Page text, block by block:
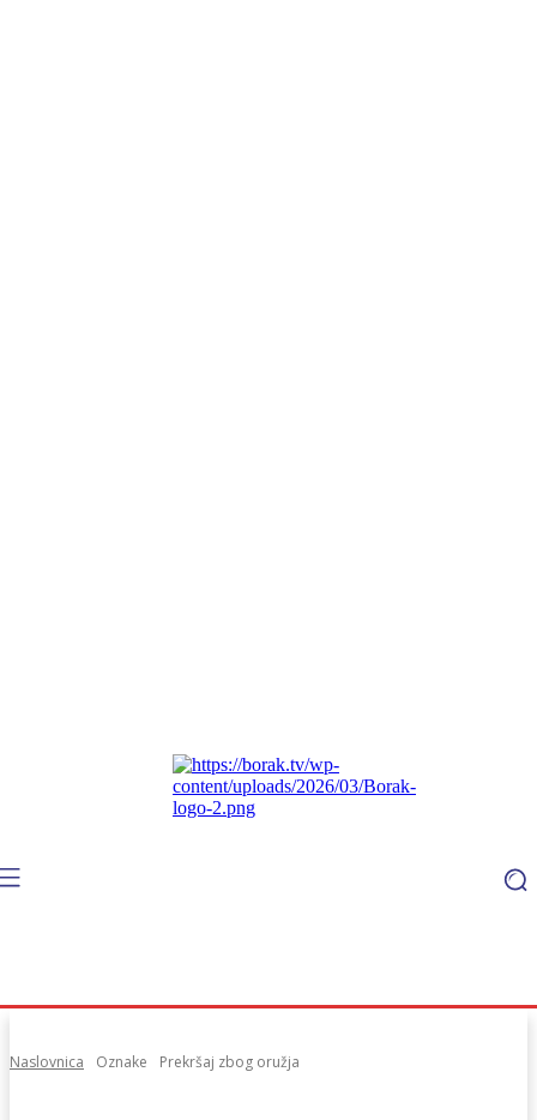
Naslovnica Oznake Prekršaj zbog oružja